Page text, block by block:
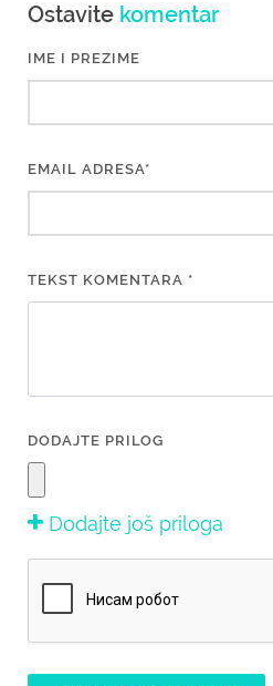
Ostavite komentar
IME I PREZIME
EMAIL ADRESA*
TEKST KOMENTARA *
DODAJTE PRILOG
Dodajte još priloga